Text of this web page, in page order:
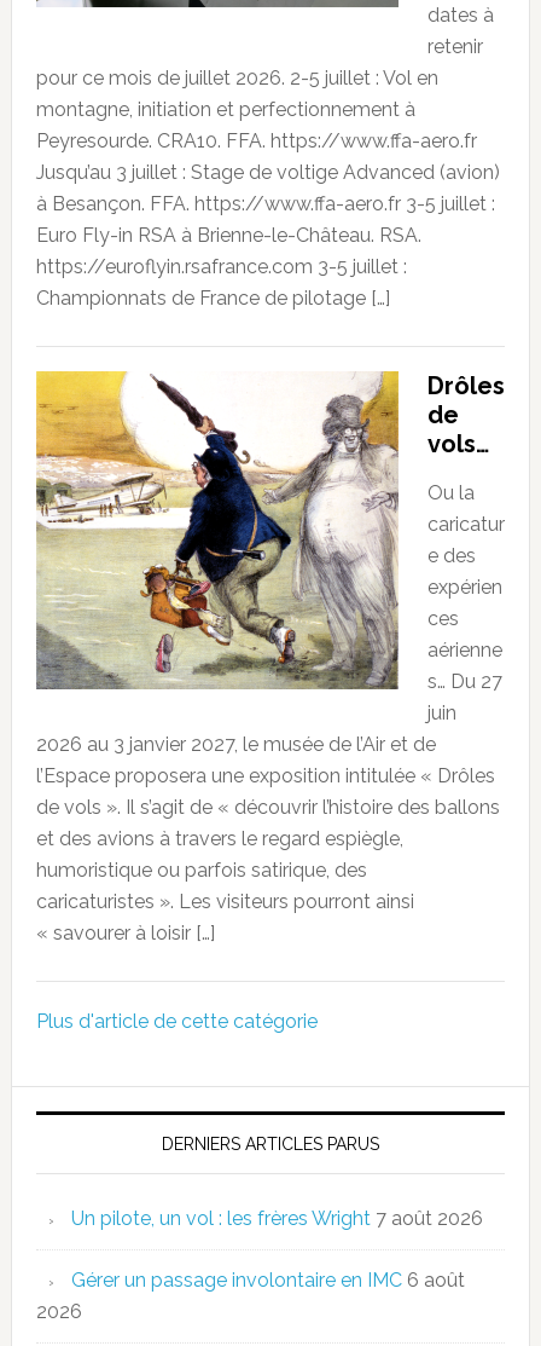
dates à
retenir
pour ce mois de juillet 2026. 2-5 juillet : Vol en
montagne, initiation et perfectionnement à
Peyresourde. CRA10. FFA. https://www.ffa-aero.fr
Jusqu’au 3 juillet : Stage de voltige Advanced (avion)
à Besançon. FFA. https://www.ffa-aero.fr 3-5 juillet :
Euro Fly-in RSA à Brienne-le-Château. RSA.
https://euroflyin.rsafrance.com 3-5 juillet :
Championnats de France de pilotage […]
Drôles
de
vols…
Ou la
caricatur
e des
expérien
ces
aérienne
s… Du 27
juin
2026 au 3 janvier 2027, le musée de l’Air et de
l’Espace proposera une exposition intitulée « Drôles
de vols ». Il s’agit de « découvrir l’histoire des ballons
et des avions à travers le regard espiègle,
humoristique ou parfois satirique, des
caricaturistes ». Les visiteurs pourront ainsi
« savourer à loisir […]
Plus d'article de cette catégorie
DERNIERS ARTICLES PARUS
Un pilote, un vol : les frères Wright 7 août 2026
Gérer un passage involontaire en IMC 6 août
2026